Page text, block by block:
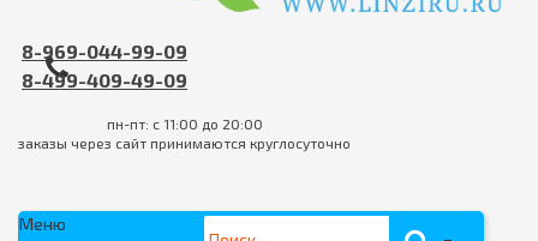
8-969-044-99-09
8-499-409-49-09
пн-пт: с 11:00 до 20:00
заказы через сайт принимаются круглосуточно
Меню